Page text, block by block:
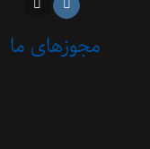
مجوزهای ما